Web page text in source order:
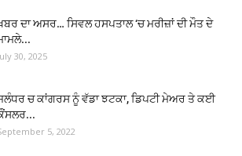
ਦਾ ਅਸਰ… ਸਿਵਲ ਹਸਪਤਾਲ ‘ਚ ਮਰੀਜ਼ਾਂ ਦੀ ਮੌਤ ਦੇ
30, 2025
ਚ ਕਾਂਗਰਸ ਨੂੰ ਵੱਡਾ ਝਟਕਾ, ਡਿਪਟੀ ਮੇਅਰ ਤੇ ਕਈ
5, 2022